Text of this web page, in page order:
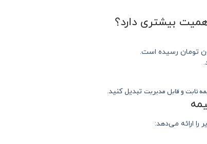
تومان رسیده است.
ثابت و قابل مدیریت تبدیل کنید.
ارائه می‌دهد: